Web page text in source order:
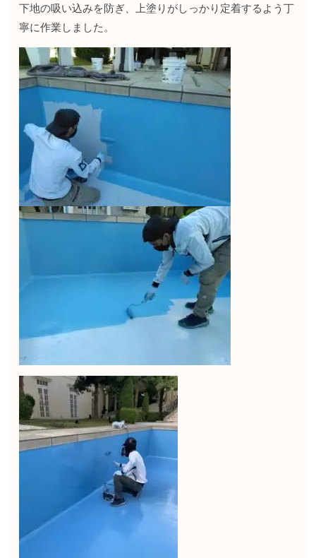
下地の吸い込みを防ぎ、上塗りがしっかり定着するよう丁
寧に作業しました。